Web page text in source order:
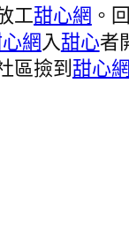
工甜心網 。回
網入甜心者
區撿到甜心網